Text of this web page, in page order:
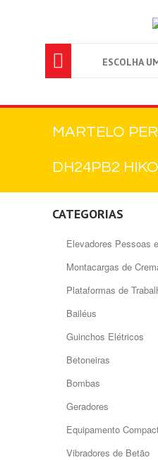
 ESCOLHA
MARTELO
DH24PB2
CATEGORIAS
Elevadores Pessoas
Montacargas de
Plataformas de
Bailéus
Guinchos Elétricos
Betoneiras
Bombas
Geradores
Equipamento
Vibradores de Betão